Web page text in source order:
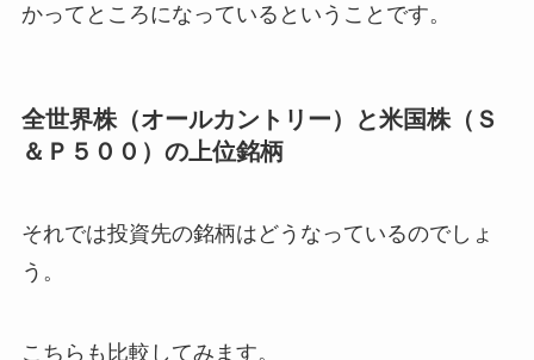
かってところになっているということです。
全世界株（オールカントリー）と米国株（Ｓ
＆Ｐ５００）の上位銘柄
それでは投資先の銘柄はどうなっているのでしょ
う。
こちらも比較してみます。